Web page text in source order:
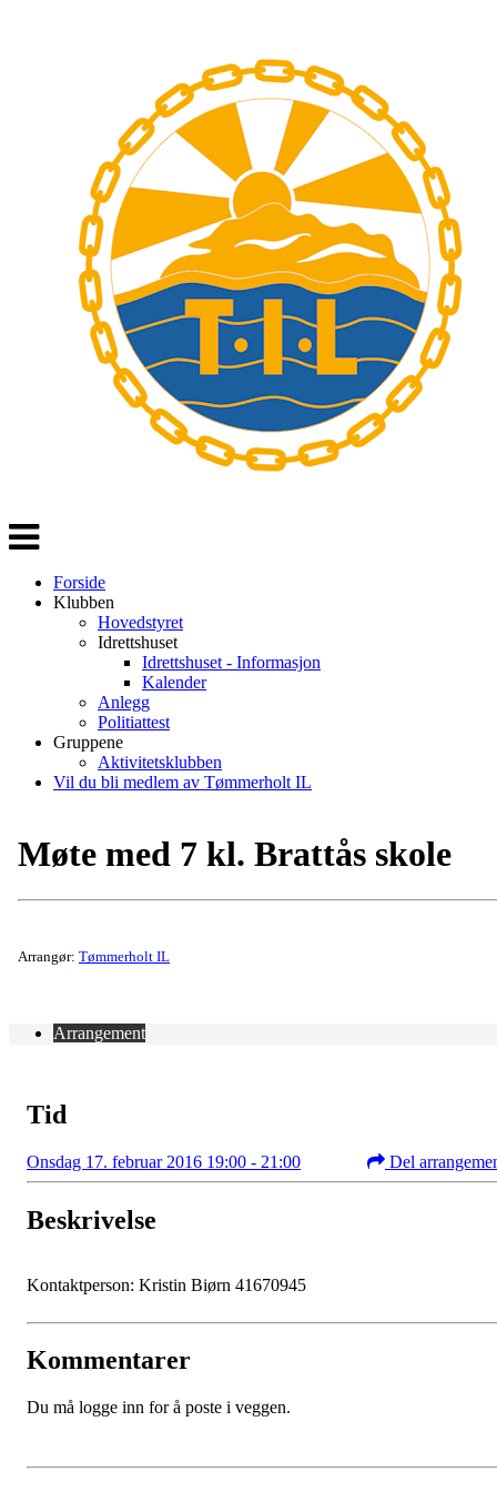
Veksle
navigasjon
Forside
Klubben
Hovedstyret
Idrettshuset
Idrettshuset - Informasjon
Kalender
Anlegg
Politiattest
Gruppene
Aktivitetsklubben
Vil du bli medlem av Tømmerholt IL
Møte med 7 kl. Brattås skole
Arrangør: Tømmerholt IL
Arrangement
Tid
Onsdag 17. februar 2016 19:00 - 21:00 Del
Beskrivelse
Kontaktperson: Kristin Biørn 41670945
Kommentarer
Du må logge inn for å poste i veggen.